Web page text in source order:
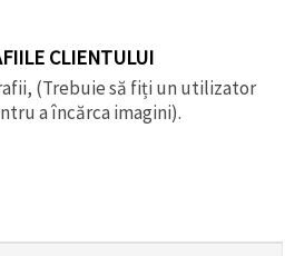
CLIENTULUI
(Trebuie să fiți un utilizator
a încărca imagini).